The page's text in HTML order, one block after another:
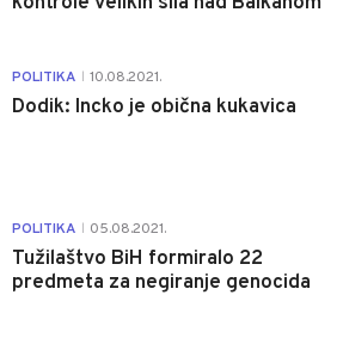
POLITIKA 10.08.2021.
Dodik: Incko je obična kukavica
POLITIKA 05.08.2021.
Tužilaštvo BiH formiralo 22
predmeta za negiranje genocida